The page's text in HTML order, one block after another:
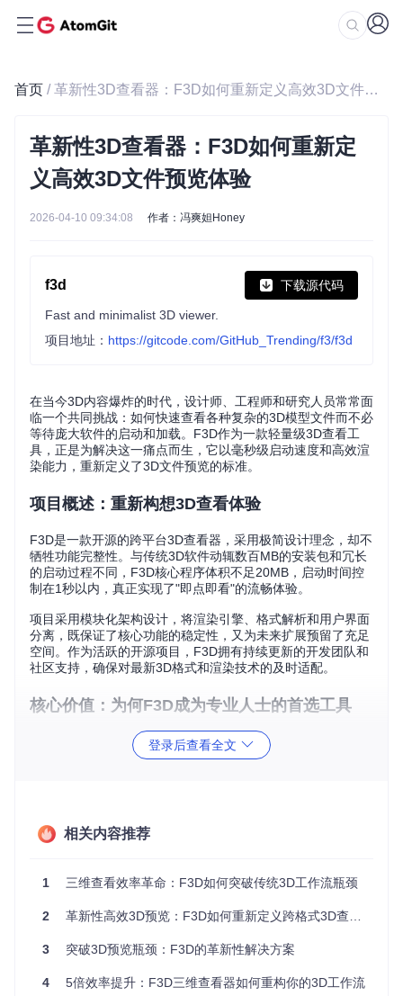
首页 / 革新性3D查看器：F3D如何重新定义高效3D文件预览体验
革新性3D查看器：F3D如何重新定
义高效3D文件预览体验
2026-04-10 09:34:08 作者：冯爽妲Honey
f3d 下载源代码
Fast and minimalist 3D viewer.
项目地址： https://gitcode.com/GitHub_Trending/f3/f3d
在当今3D内容爆炸的时代，设计师、工程师和研究人员常常面
临一个共同挑战：如何快速查看各种复杂的3D模型文件而不必
等待庞大软件的启动和加载。F3D作为一款轻量级3D查看工
具，正是为解决这一痛点而生，它以毫秒级启动速度和高效渲
染能力，重新定义了3D文件预览的标准。
项目概述：重新构想3D查看体验
F3D是一款开源的跨平台3D查看器，采用极简设计理念，却不
牺牲功能完整性。与传统3D软件动辄数百MB的安装包和冗长
的启动过程不同，F3D核心程序体积不足20MB，启动时间控
制在1秒以内，真正实现了"即点即看"的流畅体验。
项目采用模块化架构设计，将渲染引擎、格式解析和用户界面
分离，既保证了核心功能的稳定性，又为未来扩展预留了充足
空间。作为活跃的开源项目，F3D拥有持续更新的开发团队和
社区支持，确保对最新3D格式和渲染技术的及时适配。
核心价值：为何F3D成为专业人士的首选工具
在评估3D查看工具时，专业用户最关注哪些指标？是加载速
度、格式兼容性，还是渲染质量？F3D通过技术创新，在这些
能够模拟真实世界的光照效果，同时通过智能LOD（细节层
型的初始加载时间缩短了60%以上。测试数据显示，对于一个
而F3D仅需2-3秒即可显示可交互的模型预览。
功能特性：技术解析与实际价值
登录后查看全文
相关内容推荐
1 三维查看效率革命：F3D如何突破传统3D工作流瓶颈
2 革新性高效3D预览：F3D如何重新定义跨格式3D查看体验
3 突破3D预览瓶颈：F3D的革新性解决方案
4 5倍效率提升：F3D三维查看器如何重构你的3D工作流